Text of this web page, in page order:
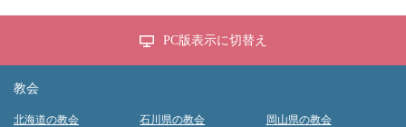
PC版表示に切替え
教会
北海道の教会 石川県の教会 岡山県の教会